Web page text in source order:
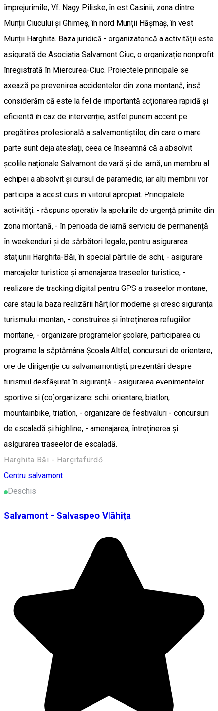
împrejurimile, Vf. Nagy Piliske, în est Casinii, zona dintre
Munții Ciucului și Ghimeș, în nord Munții Hășmaș, în vest
Munții Harghita. Baza juridică - organizatorică a activității este
asigurată de Asociația Salvamont Ciuc, o organizație nonprofit
înregistrată în Miercurea-Ciuc. Proiectele principale se
axează pe prevenirea accidentelor din zona montană, însă
considerăm că este la fel de importantă acționarea rapidă și
eficientă în caz de intervenție, astfel punem accent pe
pregătirea profesională a salvamontiștilor, din care o mare
parte sunt deja atestați, ceea ce înseamnă că a absolvit
școlile naționale Salvamont de vară și de iarnă, un membru al
echipei a absolvit și cursul de paramedic, iar alți membrii vor
participa la acest curs în viitorul apropiat. Principalele
activități: - răspuns operativ la apelurile de urgență primite din
zona montană, - în perioada de iarnă serviciu de permanență
în weekenduri și de sărbători legale, pentru asigurarea
stațiunii Harghita-Băi, în special pârtiile de schi, - asigurare
marcajelor turistice și amenajarea traseelor turistice, -
realizare de tracking digital pentru GPS a traseelor montane,
care stau la baza realizării hărților moderne și cresc siguranța
turismului montan, - construirea și întreținerea refugiilor
montane, - organizare programelor școlare, participarea cu
programe la săptămâna Școala Altfel, concursuri de orientare,
ore de dirigenție cu salvamamontiști, prezentări despre
turismul desfășurat în siguranță - asigurarea evenimentelor
sportive și (co)organizare: schi, orientare, biatlon,
mountainbike, triatlon, - organizare de festivaluri - concursuri
de escaladă și highline, - amenajarea, întreținerea și
asigurarea traseelor de escaladă.
Harghita Băi - Hargitafürdő
Centru salvamont
Deschis
Salvamont - Salvaspeo Vlăhița